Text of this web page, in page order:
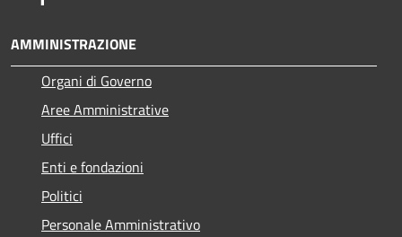
AMMINISTRAZIONE
Organi di Governo
Aree Amministrative
Uffici
Enti e fondazioni
Politici
Personale Amministrativo